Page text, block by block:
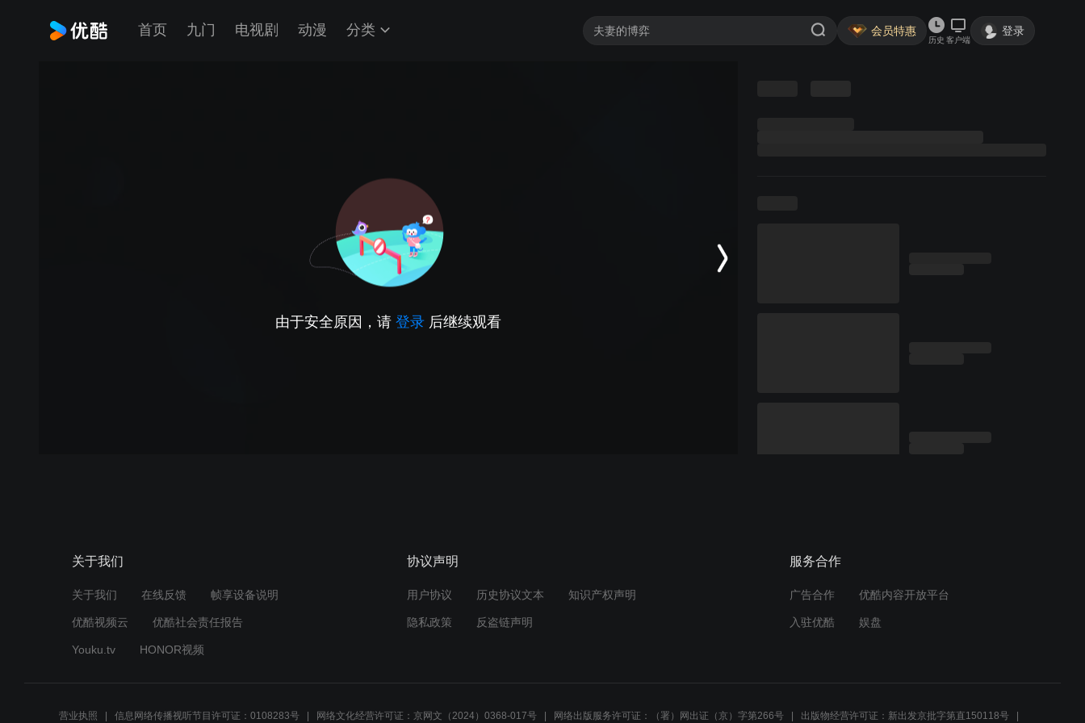
首页 九门 电视剧 动漫 分类 会员特惠
历史 客户端
登录
由于安全原因，请 登录 后继续观看
关于我们
关于我们 在线反馈 帧享设备说明
优酷视频云 优酷社会责任报告
Youku.tv HONOR视频
协议声明
用户协议 历史协议文本 知识产权声明
隐私政策 反盗链声明
服务合作
广告合作 优酷内容开放平台
入驻优酷 娱盘
营业执照 信息网络传播视听节目许可证：0108283号 网络文化经营许可证：京网文（2024）0368-017号 网络出版服务许可证：（署）网出证（京）字第266号 出版物经营许可证：新出发京批字第直150118号